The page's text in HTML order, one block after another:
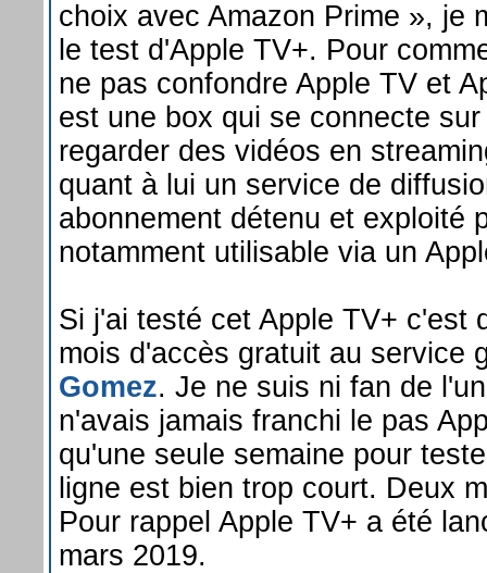
choix avec Amazon Prime », je
le test d'Apple TV+. Pour
ne pas confondre Apple TV et
est une box qui se connecte
regarder des vidéos en
quant à lui un service de
abonnement détenu et exploité
notamment utilisable via un
Si j'ai testé cet Apple TV+ c'est
mois d'accès gratuit au service
Gomez. Je ne suis ni fan de
n'avais jamais franchi le pas
qu'une seule semaine pour
ligne est bien trop court. Deux
Pour rappel Apple TV+ a été
mars 2019.